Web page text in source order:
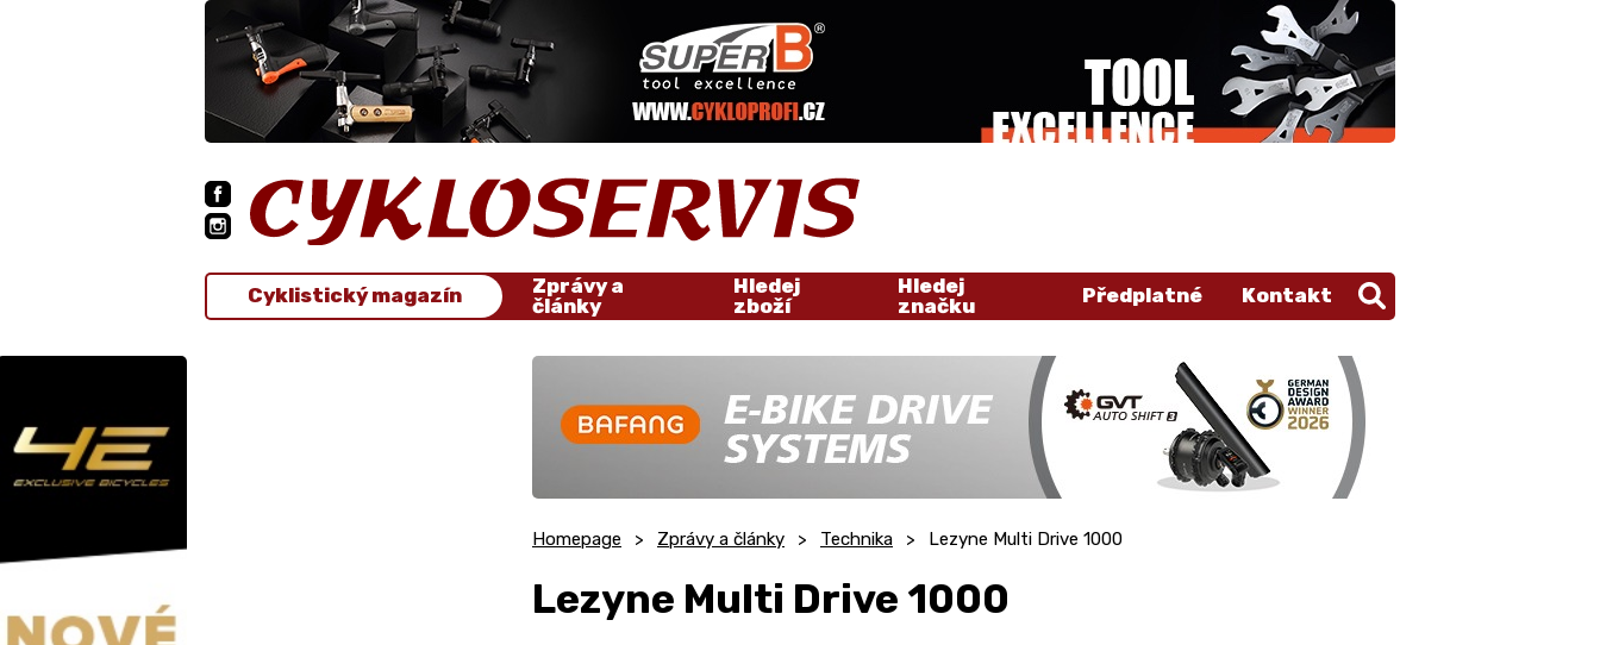
Cyklistický magazín
Zprávy a
články
Hledej
zboží
Hledej
značku
Předplatné Kontakt
Homepage Zprávy a články Technika Lezyne Multi Drive 1000
Lezyne Multi Drive 1000